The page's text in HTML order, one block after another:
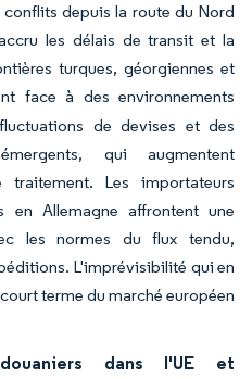
conflits depuis la route du Nord
les délais de transit et la
turques, géorgiennes et
face à des environnements
de devises et des
qui augmentent
Les importateurs
en Allemagne affrontent une
les normes du flux tendu,
L'imprévisibilité qui en
terme du marché européen
dans l'UE et